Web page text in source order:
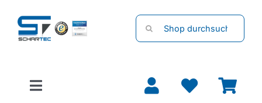
Inhalt
springen
Suche
nach:
Toggle